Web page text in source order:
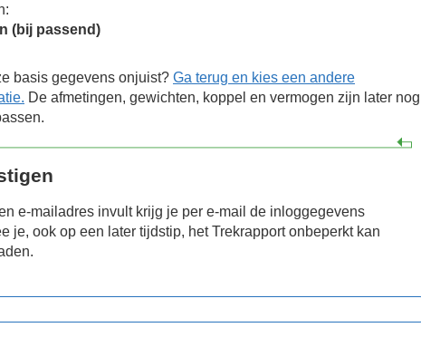
(bij passend)
basis gegevens onjuist? Ga terug en kies een andere
De afmetingen, gewichten, koppel en vermogen zijn later nog
e-mailadres invult krijg je per e-mail de inloggegevens
je, ook op een later tijdstip, het Trekrapport onbeperkt kan